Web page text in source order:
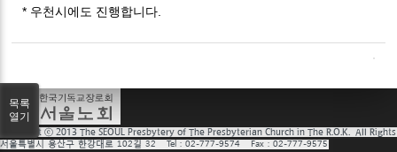
* 우천시에도 진행합니다.
목록
열기